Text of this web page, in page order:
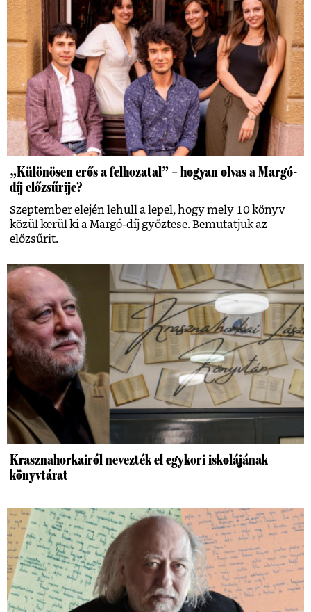
„Különösen erős a felhozatal” – hogyan olvas a Margó-
díj előzsűrije?
Szeptember elején lehull a lepel, hogy mely 10 könyv
közül kerül ki a Margó-díj győztese. Bemutatjuk az
előzsűrit.
Krasznahorkairól nevezték el egykori iskolájának
könyvtárat